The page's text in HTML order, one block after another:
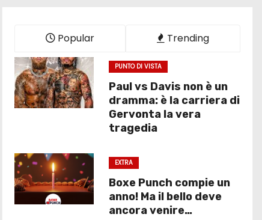
Popular Trending
PUNTO DI VISTA
Paul vs Davis non è un
dramma: è la carriera di
Gervonta la vera
tragedia
EXTRA
Boxe Punch compie un
anno! Ma il bello deve
ancora venire…